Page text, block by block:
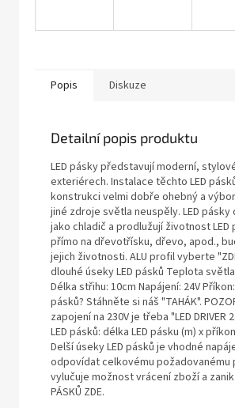
Popis Diskuze
Detailní popis produktu
LED pásky představují moderní,
exteriérech. Instalace těchto LED
konstrukci velmi dobře ohebný a
jiné zdroje světla neuspěly. LED
jako chladič a prodlužují životnost
přímo na dřevotřísku, dřevo, apod.,
jejich životnosti. ALU profil vyberte
dlouhé úseky LED pásků Teplota
Délka střihu: 10cm Napájení: 24V
pásků? Stáhněte si náš "TAHÁK".
zapojení na 230V je třeba "LED DRIVER
LED pásků: délka LED pásku (m) x
Delší úseky LED pásků je vhodné
odpovídat celkovému požadovanému
vylučuje možnost vrácení zboží a
PÁSKŮ ZDE.